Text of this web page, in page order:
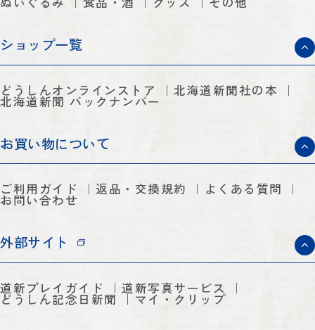
ショップ一覧
どうしんオンラインストア 北海道新聞社の本
北海道新聞 バックナンバー
お買い物について
ご利用ガイド 返品・交換規約 よくある質問
お問い合わせ
外部サイト
道新プレイガイド 道新写真サービス
どうしん記念日新聞 マイ・クリップ